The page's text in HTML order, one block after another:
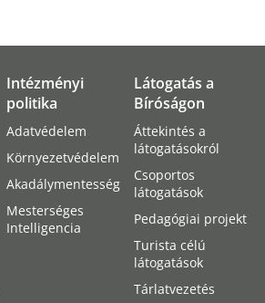
Intézményi
politika
Adatvédelem
Környezetvédelem
Akadálymentesség
Mesterséges
Intelligencia
Látogatás a
Bíróságon
Áttekintés a
látogatásokról
Csoportos
látogatások
Pedagógiai projekt
Turista célú
látogatások
Tárlatvezetés